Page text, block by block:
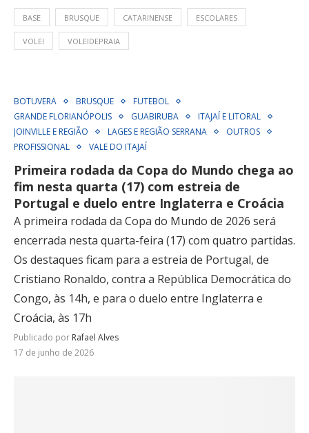
BASE BRUSQUE CATARINENSE ESCOLARES
VOLEI VOLEIDEPRAIA
BOTUVERÁ BRUSQUE
FUTEBOL
GRANDE FLORIANÓPOLIS
GUABIRUBA
ITAJAÍ E LITORAL
JOINVILLE E REGIÃO
LAGES E REGIÃO SERRANA
OUTROS
PROFISSIONAL
VALE DO ITAJAÍ
Primeira rodada da Copa do Mundo chega ao
fim nesta quarta (17) com estreia de
Portugal e duelo entre Inglaterra e Croácia
A primeira rodada da Copa do Mundo de 2026 será
encerrada nesta quarta-feira (17) com quatro partidas.
Os destaques ficam para a estreia de Portugal, de
Cristiano Ronaldo, contra a República Democrática do
Congo, às 14h, e para o duelo entre Inglaterra e
Croácia, às 17h
Publicado por Rafael Alves
17 de junho de 2026